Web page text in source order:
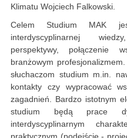
Klimatu Wojciech Falkowski.
Celem Studium MAK
interdyscyplinarnej
perspektywy, połączenie
branżowym
słuchaczom studium m.in.
kontakty czy wypracować
zagadnień. Bardzo istotnym
studium będą prace
interdyscyplinarnym